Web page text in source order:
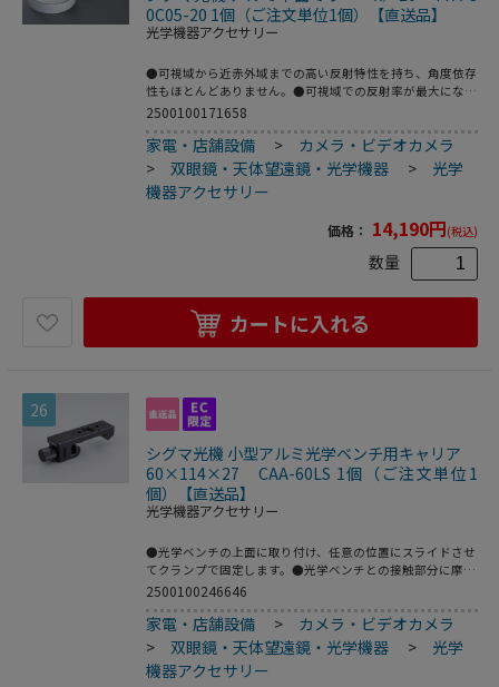
0C05-20 1個（ご注文単位1個）【直送品】
光学機器アクセサリー
●可視域から近赤外域までの高い反射特性を持ち、角度依存
性もほとんどありません。●可視域での反射率が最大になる
ようMgF2（フッ化マグネシウム）をオーバーコートしてい
ます。●材質：硼珪酸ガラス（アルミニウム膜＋MgF2コー
ティング）●公差：大きさ／0～-0.1mm、厚さ／±0.1mm●
基板面精度測定法：基板をZygoレーザ干渉計システムで測
定●面精度測定波長：632.8nm●平行度：3分以内●有効
面：実径の90％●スクラッチ-ディグ：40-20●型番：TFA-
こちらの商品は事業者様向け商品です。
2500100171658
家電・店舗設備 > カメラ・ビデオカメラ
>双眼鏡・天体望遠鏡・光学機器 > 光学
機器アクセサリー
価格： 14,190円(税込)
数量
カートに入れる
26
シグマ光機 小型アルミ光学ベンチ用キャリア
60×114×27 CAA-60LS 1個（ご注文単位1
個）【直送品】
光学機器アクセサリー
●光学ベンチの上面に取り付け、任意の位置にスライドさせ
てクランプで固定します。●光学ベンチとの接触部分に摩擦
を低減させるテープを接着していますので、スムーズにスラ
イドします。●上面のタップ穴を利用して各種ポストシステ
ム・ステージ等を固定し、光学系のユニットを構築できま
す。●材質：アルミニウム・黒アルマイト●適合アルミベン
チ：小型アルミニウム光学ベンチ・小型薄型アルミニウム光
学ベンチ●型番：CAA-60LS●サイズ（mm）：
2500100246646
家電・店舗設備 > カメラ・ビデオカメラ
>双眼鏡・天体望遠鏡・光学機器 > 光学
機器アクセサリー